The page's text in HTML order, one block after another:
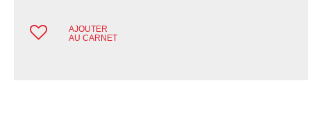
AJOUTER
AU CARNET